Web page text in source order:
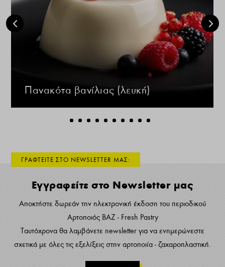
Πανακότα βανίλιας (λευκή)
ΓΡΑΦΤΕΙΤΕ ΣΤΟ NEWSLETTER ΜΑΣ:
Εγγραφείτε στο Newsletter μας
Αποκτήστε δωρεάν την ηλεκτρονική έκδοση του περιοδικού
Αρτοποιός ΒΑΖ - Fresh Pastry
Ταυτόχρονα θα λαμβάνετε newsletter για να ενημερώνεστε
σχετικά με όλες τις εξελίξεις στην αρτοποιία - ζαχαροπλαστική.